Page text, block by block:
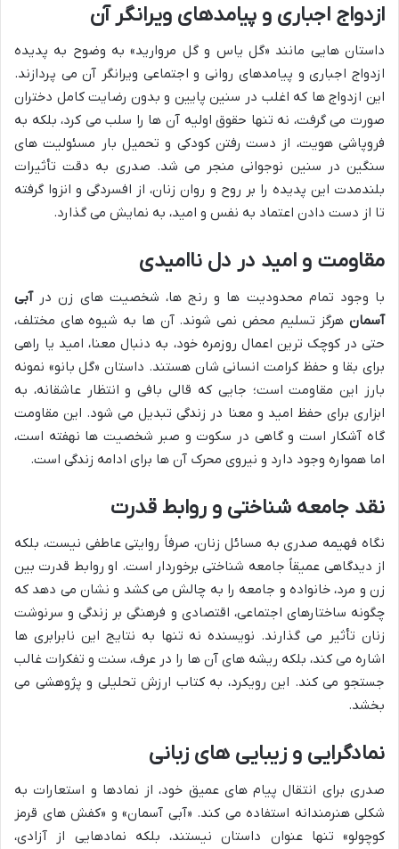
ازدواج اجباری و پیامدهای ویرانگر آن
داستان هایی مانند «گل یاس و گل مروارید» به وضوح به پدیده
ازدواج اجباری و پیامدهای روانی و اجتماعی ویرانگر آن می پردازند.
این ازدواج ها که اغلب در سنین پایین و بدون رضایت کامل دختران
صورت می گرفت، نه تنها حقوق اولیه آن ها را سلب می کرد، بلکه به
فروپاشی هویت، از دست رفتن کودکی و تحمیل بار مسئولیت های
سنگین در سنین نوجوانی منجر می شد. صدری به دقت تأثیرات
بلندمدت این پدیده را بر روح و روان زنان، از افسردگی و انزوا گرفته
تا از دست دادن اعتماد به نفس و امید، به نمایش می گذارد.
مقاومت و امید در دل ناامیدی
با وجود تمام محدودیت ها و رنج ها، شخصیت های زن درآبی
آسمان هرگز تسلیم محض نمی شوند. آن ها به شیوه های مختلف،
حتی در کوچک ترین اعمال روزمره خود، به دنبال معنا، امید یا راهی
برای بقا و حفظ کرامت انسانی شان هستند. داستان «گل بانو» نمونه
بارز این مقاومت است؛ جایی که قالی بافی و انتظار عاشقانه، به
ابزاری برای حفظ امید و معنا در زندگی تبدیل می شود. این مقاومت
گاه آشکار است و گاهی در سکوت و صبر شخصیت ها نهفته است،
اما همواره وجود دارد و نیروی محرک آن ها برای ادامه زندگی است.
نقد جامعه شناختی و روابط قدرت
نگاه فهیمه صدری به مسائل زنان، صرفاً روایتی عاطفی نیست، بلکه
از دیدگاهی عمیقاً جامعه شناختی برخوردار است. او روابط قدرت بین
زن و مرد، خانواده و جامعه را به چالش می کشد و نشان می دهد که
چگونه ساختارهای اجتماعی، اقتصادی و فرهنگی بر زندگی و سرنوشت
زنان تأثیر می گذارند. نویسنده نه تنها به نتایج این نابرابری ها
اشاره می کند، بلکه ریشه های آن ها را در عرف، سنت و تفکرات غالب
جستجو می کند. این رویکرد، به کتاب ارزش تحلیلی و پژوهشی می
بخشد.
نمادگرایی و زیبایی های زبانی
صدری برای انتقال پیام های عمیق خود، از نمادها و استعارات به
شکلی هنرمندانه استفاده می کند. «آبی آسمان» و «کفش های قرمز
کوچولو» تنها عنوان داستان نیستند، بلکه نمادهایی از آزادی،